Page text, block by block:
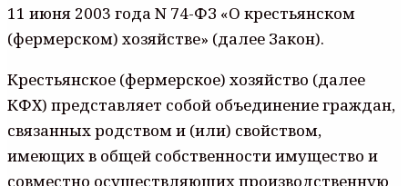
11 июня 2003 года N 74-ФЗ «О крестьянском
(фермерском) хозяйстве» (далее Закон).
Крестьянское (фермерское) хозяйство (далее
КФХ) представляет собой объединение граждан,
связанных родством и (или) свойством,
имеющих в общей собственности имущество и
совместно осуществляющих производственную